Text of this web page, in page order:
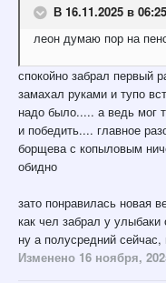
В 16.11.2025 в
леон думаю пор на
спокойно забрал первый
замахал руками и тупо
надо было..... а ведь мог
и победить.... главное
борщева с копыловым
обидно
зато понравилась новая
как чел забрал у
ну а полусредний
Изменено 16 ноября,